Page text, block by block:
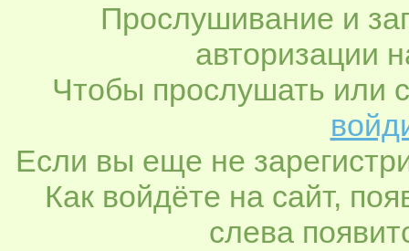
Прослушивание и
авторизации
Чтобы прослушать или
Если вы еще не
Как войдёте на сайт,
слева